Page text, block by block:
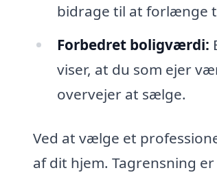
bidrage til at forlænge
Forbedret boligværdi:
viser, at du som ejer
overvejer at sælge.
Ved at vælge et
af dit hjem. Tagrensning